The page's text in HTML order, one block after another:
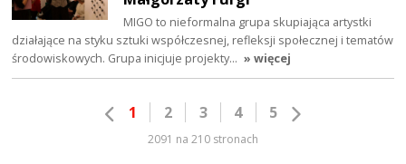
MIGO to nieformalna grupa skupiająca artystki
działające na styku sztuki współczesnej, refleksji społecznej i tematów
środowiskowych. Grupa inicjuje projekty… » więcej
1 2 3 4 5
2091 na 210 stronach